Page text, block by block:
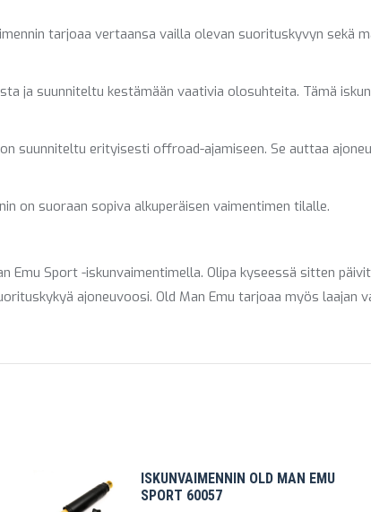
tarjoaa vertaansa vailla olevan suorituskyvyn sekä
ja suunniteltu kestämään vaativia olosuhteita. Tämä
suunniteltu erityisesti offroad-ajamiseen. Se auttaa
on suoraan sopiva alkuperäisen vaimentimen tilalle.
Emu Sport -iskunvaimentimella. Olipa kyseessä sitten
ajoneuvoosi. Old Man Emu tarjoaa myös laajan
ISKUNVAIMENNIN OLD MAN EMU
SPORT 60057